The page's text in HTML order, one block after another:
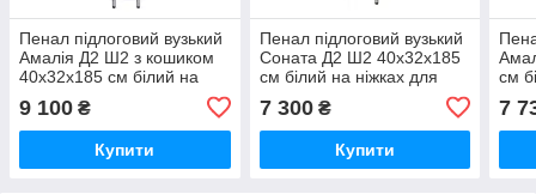
Пенал підлоговий вузький
Амалія Д2 Ш2 з кошиком
40х32х185 см білий на
ніжках для ванної кімнати
9 100 ₴
Купити
Пенал підлоговий вузький
Соната Д2 Ш2 40х32х185
см білий на ніжках для
7 300₴
Купити
см
7